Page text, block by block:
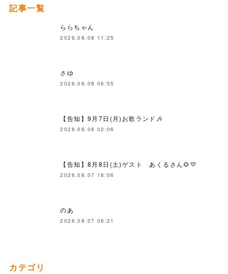
記事一覧
ららちゃん
2026.08.08 11:25
さゆ
2026.08.08 06:55
【告知】9月7日(月)お歌ランド🎶
2026.08.08 02:06
【告知】8月8日(土)ゲスト あくるさん🌻💛
2026.08.07 18:06
のあ
2026.08.07 06:21
カテゴリ